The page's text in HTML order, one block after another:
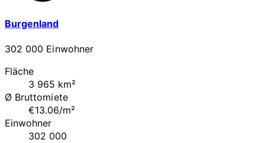
Burgenland
302 000 Einwohner
Fläche
3 965 km²
Ø Bruttomiete
€13.06/m²
Einwohner
302 000